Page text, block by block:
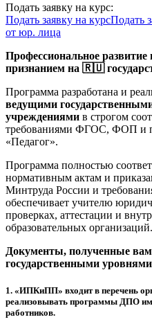
Подать заявку на курс:
Подать заявку на курсПодать
от юр. лица
Профессиональное
признанием на 🇷🇺
Программа разработана и
ведущими
учреждениями в строгом
требованиями ФГОС, ФОП и
«Педагог».
Программа полностью
нормативным актам и
Минтруда России и
обеспечивает учителю
проверках, аттестации и
образовательных организаций.
Документы, полученные
государственными
1. «ИПКиПП» входит в перечень
реализовывать программы ДПО
работников.